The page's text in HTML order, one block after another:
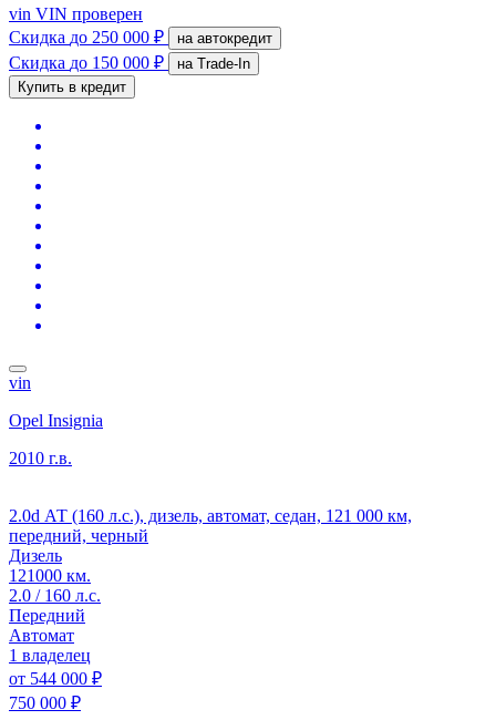
vin VIN проверен
Скидка до 250 000 ₽ на автокредит
Скидка до 150 000 ₽
на Trade-In
Купить в кредит
vin
Opel Insignia
2010 г.в.
2.0d АТ (160 л.с.), дизель, автомат, седан, 121 000 км,
передний, черный
Дизель
121000 км.
2.0 / 160 л.с.
Передний
Автомат
1 владелец
от 544 000 ₽
750 000 ₽